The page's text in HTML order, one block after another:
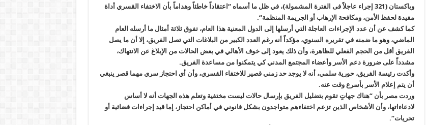
وباكستان (321 إجراء عاجلاً فى الفترة المشمولة)، في ظل ما أسماه “اعتقاداً خاطئاً وهداماً بأن الاختفاء القسري أداة
مفيدة لحفظ الأمن، ومكافحة الإرهاب أو الجريمة المنظمة“.
كما كشف عن أن عدد الإجراءات العاجلة التي أرسلها إلى الدول المعنية هذا العام، تفوق ثلاثة أمثال ما أرسله العام
الماضي، وهو ما ضمنه في تقريره السنوي، مؤكداً أنه رغم العدد الكبير من البلاغات التي تصل الفريق، إلا أن ما يصل
الفريق أقل من الحجم الفعلي للظاهرة، وأن ذلك يعود إلى خوف الأهالي في بعض الحالات من الإبلاغ عن الانتهاك،
مشدداً على ضرورة دعم الأسر وأعضاء المجتمع المدني كي يتمكنوا من مساعدة الفريق.
وأكدت رئيسة الفريق، حورية سلمي، أنه لا يوجد حد زمني قصير للاختفاء القسري، وأن أي احتجاز سري مهما قصر ينبغي
أن يتم إعلام الأسر بأسرع وقت عنه.
وردت مصر بأن “هناك جهاتٍ تقوم بتضليل الفريق بإرسال حالات ليست مختفية وتعلم هذه الجهات أنه لا أساس
لادعاءاتها، وأن الأشخاص الذين تزعم اختفاءهم متواجدون بشكل قانوني في أماكن احتجاز، إما قيد إجراءات قضائية أو
تحريات“.